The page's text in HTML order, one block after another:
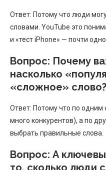
Ответ: Потому что люди
словами. YouTube это
и «тест iPhone» — почти
Вопрос: Почему
насколько
«сложное» слово?
Ответ: Потому что по
много конкурентов), а по
выбрать правильные слова.
Вопрос: А
то, сколько люди